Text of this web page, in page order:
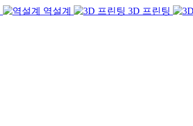
역설계 3D 프린팅